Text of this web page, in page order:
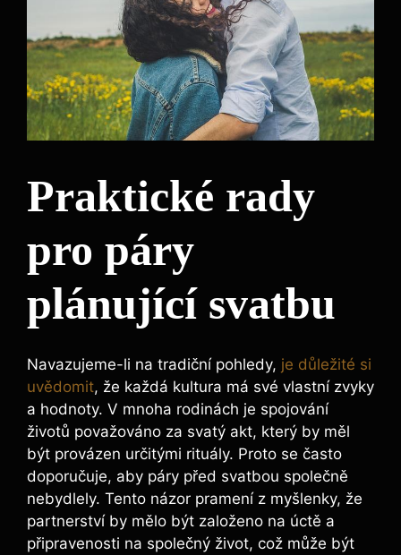
Praktické rady
pro páry
plánující svatbu
Navazujeme-li na tradiční pohledy, je důležité si
uvědomit, že každá kultura má své vlastní zvyky
a hodnoty. V mnoha rodinách je spojování
životů považováno za svatý akt, který by měl
být provázen určitými rituály. Proto se často
doporučuje, aby páry před svatbou společně
nebydlely. Tento názor pramení z myšlenky, že
partnerství by mělo být založeno na úctě a
připravenosti na společný život, což může být